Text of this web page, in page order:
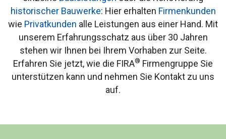
historischer Bauwerke: Hier erhalten Firmenkunden
wie Privatkunden alle Leistungen aus einer Hand. Mit
unserem Erfahrungsschatz aus über 30 Jahren
stehen wir Ihnen bei Ihrem Vorhaben zur Seite.
Erfahren Sie jetzt, wie die FIRA® Firmengruppe Sie
unterstützen kann und nehmen Sie Kontakt zu uns
auf.